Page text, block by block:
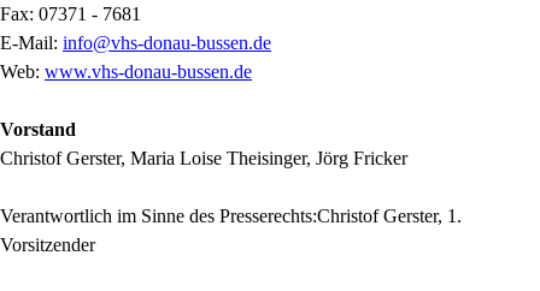
Fax: 07371 - 7681
E-Mail: info@vhs-donau-bussen.de
Web: www.vhs-donau-bussen.de
Vorstand
Christof Gerster, Maria Loise Theisinger, Jörg Fricker
Verantwortlich im Sinne des Presserechts:Christof Gerster, 1.
Vorsitzender